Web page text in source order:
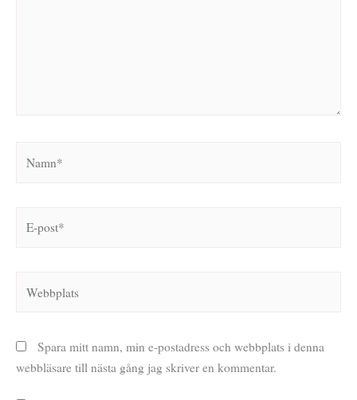
post*
Spara mitt namn, min e-postadress och webbplats i denna
webbläsare till nästa gång jag skriver en kommentar.